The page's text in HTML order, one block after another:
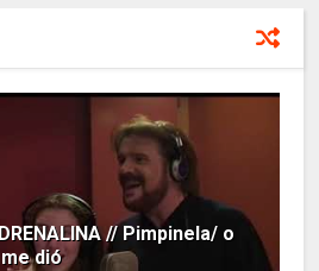
// Pimpinela/ o
dió